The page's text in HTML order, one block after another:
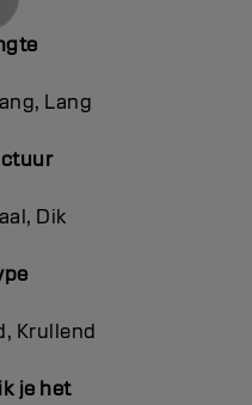
Lang
Dik
Krullend
je het